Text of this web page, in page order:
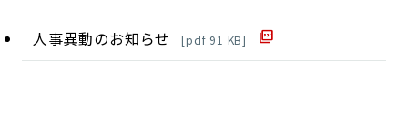
人事異動のお知らせ [pdf 91 KB]